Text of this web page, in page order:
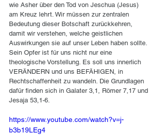
wie Asher über den Tod von Jeschua (Jesus)
am Kreuz lehrt. Wir müssen zur zentralen
Bedeutung dieser Botschaft zurückkehren,
damit wir verstehen, welche geistlichen
Auswirkungen sie auf unser Leben haben sollte.
Sein Opfer ist für uns nicht nur eine
theologische Vorstellung. Es soll uns innerlich
VERÄNDERN und uns BEFÄHIGEN, in
Rechtschaffenheit zu wandeln. Die Grundlagen
dafür finden sich in Galater 3,1, Römer 7,17 und
Jesaja 53,1-6.
https://www.youtube.com/watch?v=j-
b3b19LEg4